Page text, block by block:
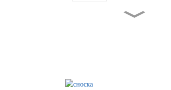
Миниатюрный блок